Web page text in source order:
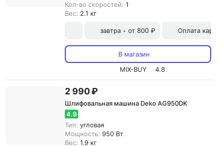
Кол-во скоростей: 1
Вес: 2.1 кг
завтра • от 800 ₽ Оплата
В магазин
MIX-BUY
4.8
2 990 ₽
Шлифовальная машина Deko AG950DK
4.9
Тип: угловая
Мощность: 950 Вт
Вес: 1.9 кг